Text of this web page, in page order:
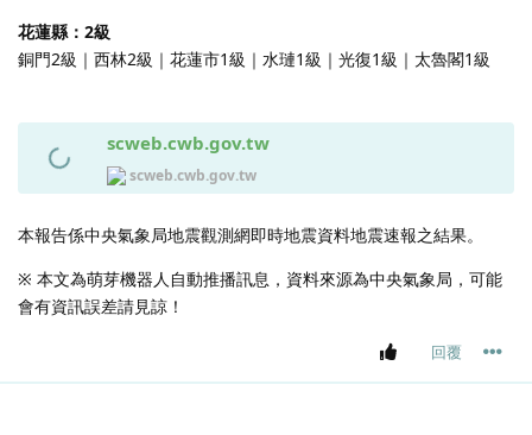
花蓮縣：2級
銅門2級｜西林2級｜花蓮市1級｜水璉1級｜光復1級｜太魯閣1級
scweb.cwb.gov.tw
scweb.cwb.gov.tw
本報告係中央氣象局地震觀測網即時地震資料地震速報之結果。
※ 本文為萌芽機器人自動推播訊息，資料來源為中央氣象局，可能
會有資訊誤差請見諒！
回覆